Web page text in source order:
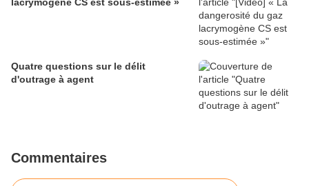
Quatre questions sur le délit
d'outrage à agent
Commentaires